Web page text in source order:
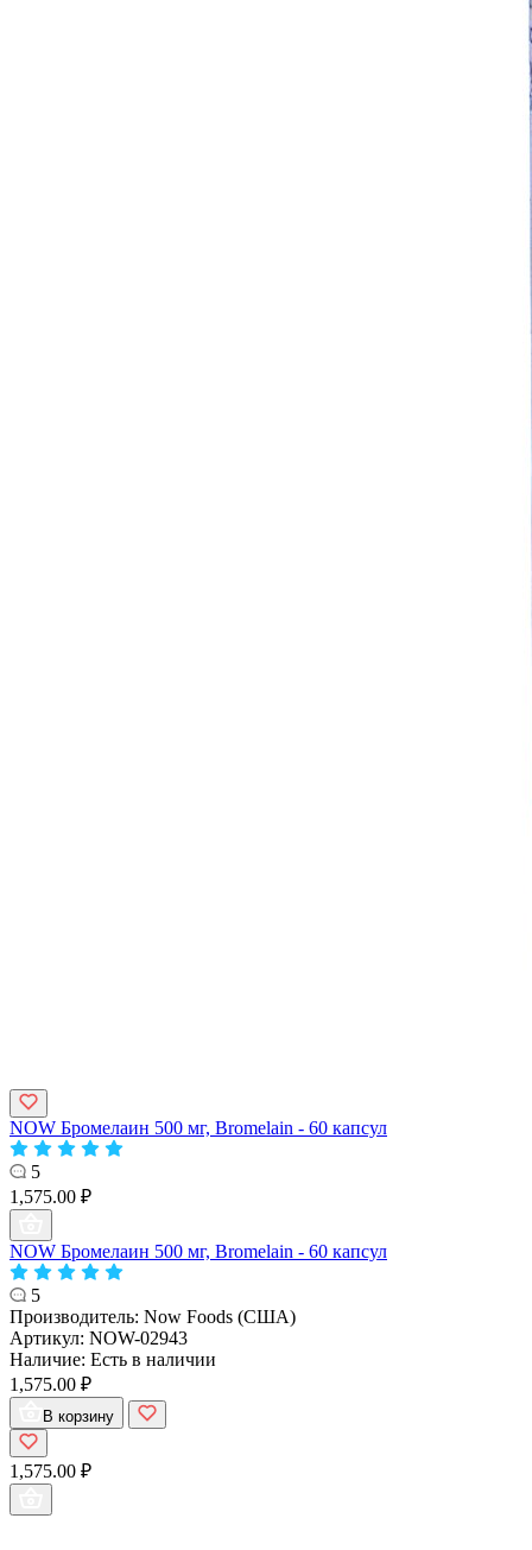
NOW Бромелаин 500 мг, Bromelain - 60 капсул
5
1,575.00 ₽
NOW Бромелаин 500 мг, Bromelain - 60 капсул
5
Производитель: Now Foods (США)
Артикул: NOW-02943
Наличие: Есть в наличии
1,575.00 ₽
В корзину
1,575.00 ₽